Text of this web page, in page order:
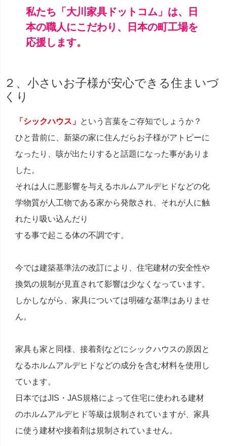
私たち「大川家具ドットコム」は、日
本の職人にこだわり、日本の町工場を
応援します。
２、小さいお子様が安心できる住まいづ
くり
「シックハウス」 という言葉をご存知でしょうか？
ひと昔前に、新築の家に住んだらお子様がアトピーに
なったり、咳が出たりすると話題になった事がありま
した。
それは人に悪影響を与えるホルムアルデヒドなどの化
学物質が人工物である家から発散され、それが人に触
れたり吸い込んだり
する事で起こる体の不調です。
今では建築基準法の改訂により、住宅建材の安全性や
換気の規制が見直されて影響は少なくなっています。
しかしながら、家具については明確な基準はありませ
ん。
家具も家と同様、接着剤などにシックハウスの原因と
なるホルムアルデヒドなどの成分を含む材料を使用し
ています。
日本ではJIS・JAS規格によって住宅に使われる建材
のホルムアルデヒド等級は規制されていますが、家具
に使う建材や接着剤は規制されていません。